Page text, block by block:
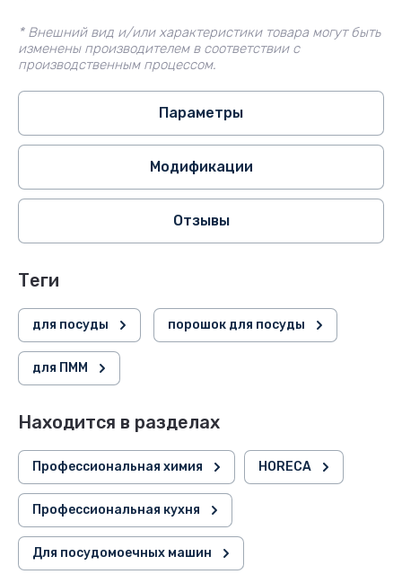
* Внешний вид и/или характеристики товара могут быть
изменены производителем в соответствии с
производственным процессом.
Параметры
Модификации
Отзывы
теги
для посуды порошок для посуды
для ПММ
Находится в разделах
Профессиональная химия HORECA
Профессиональная кухня
Для посудомоечных машин